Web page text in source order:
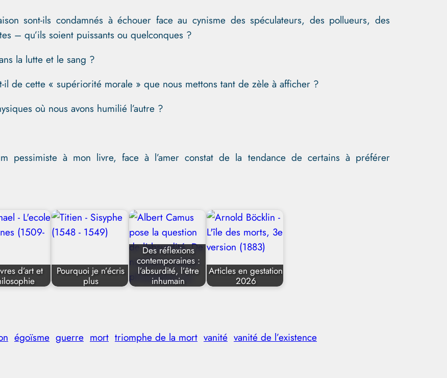
sont-ils condamnés à échouer face au cynisme des spéculateurs, des pollueurs, des
– qu’ils soient puissants ou quelconques ?
la lutte et le sang ?
de cette « supériorité morale » que nous mettons tant de zèle à afficher ?
où nous avons humilié l’autre ?
pessimiste à mon livre, face à l’amer constat de la tendance de certains à préférer
d’art et
Pourquoi je n’écris
plus
Des réflexions
contemporaines :
l’absurdité, l’être
inhumain
Articles en gestation
2026
égoïsme guerre mort triomphe de la mort vanité vanité de l’existence